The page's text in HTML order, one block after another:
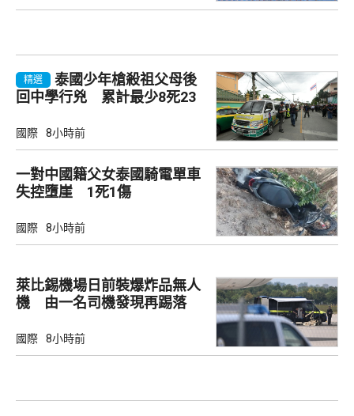
精選
泰國少年槍殺祖父母後
回中學行兇 累計最少8死23
國際 8小時前
一對中國籍父女泰國騎電單車
失控墮崖 1死1傷
國際 8小時前
萊比錫機場日前裝爆炸品無人
機 由一名司機發現再踢落
國際 8小時前